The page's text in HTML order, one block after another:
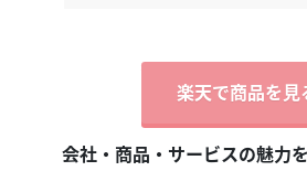
楽天で商品を見
会社・商品・サービスの魅力